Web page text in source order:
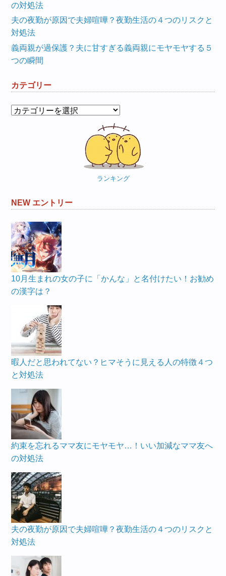
の対処法
夫の夜勤が原因で夫婦喧嘩？夜勤生活の４つのリスクと
対処法
義両親が過保護？夫に甘すぎる義両親にモヤモヤする５
つの瞬間
カテゴリー
カ
ランキング
NEW エントリー
10月生まれの女の子に「かんな」と名付けたい！お勧め
の漢字は？
暇人だと思われてない？ヒマそうに見える人の特徴４つ
と対処法
約束を忘れるママ友にモヤモヤ…！いい加減なママ友へ
の対処法
夫の夜勤が原因で夫婦喧嘩？夜勤生活の４つのリスクと
対処法